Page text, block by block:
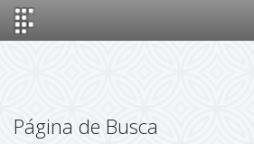
Página de Busca